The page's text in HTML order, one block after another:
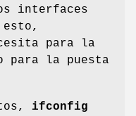
interfaces
para la
para la puesta
ifconfig